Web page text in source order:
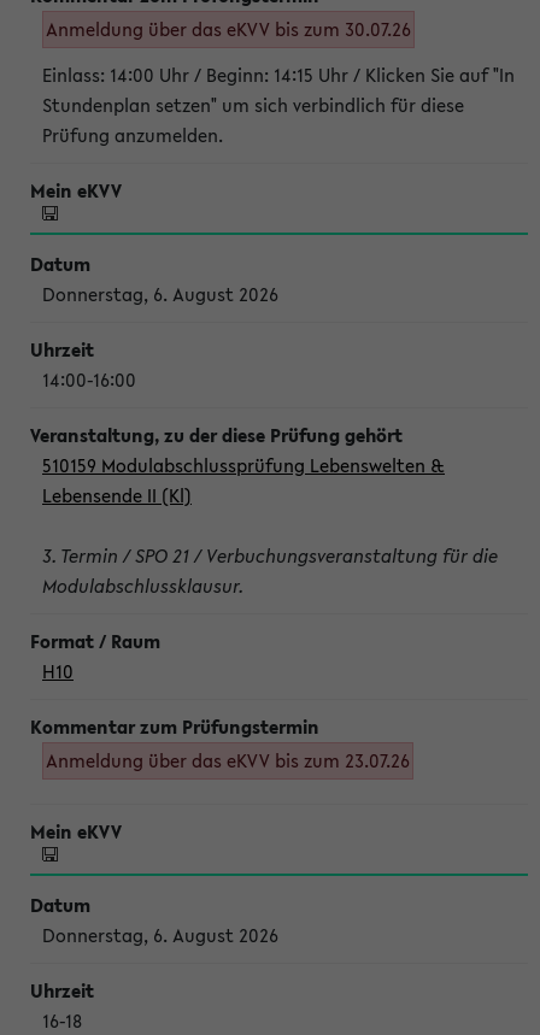
Anmeldung über das eKVV bis zum 30.07.26
Einlass: 14:00 Uhr / Beginn: 14:15 Uhr / Klicken Sie auf "In
Stundenplan setzen" um sich verbindlich für diese
Prüfung anzumelden.
Donnerstag, 6. August 2026
14:00-16:00
510159 Modulabschlussprüfung Lebenswelten &
Lebensende II (Kl)
3. Termin / SPO 21 / Verbuchungsveranstaltung für die
Modulabschlussklausur.
H10
Anmeldung über das eKVV bis zum 23.07.26
Donnerstag, 6. August 2026
16-18